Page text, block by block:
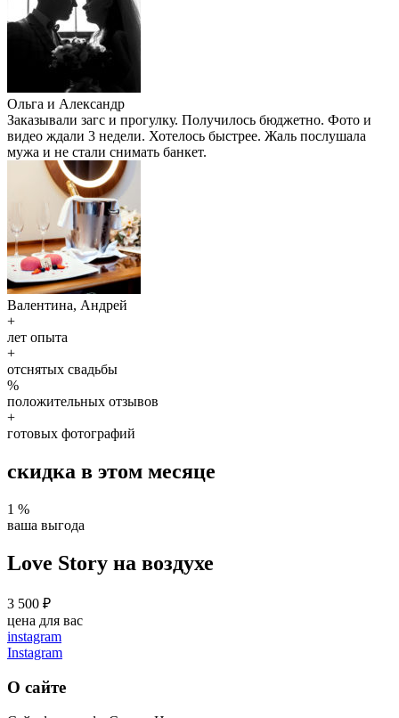
Ольга и Александр
Заказывали загс и прогулку. Получилось бюджетно. Фото и
видео ждали 3 недели. Хотелось быстрее. Жаль послушала
мужа и не стали снимать банкет.
Валентина, Андрей
+
лет опыта
+
отснятых свадьбы
%
положительных отзывов
+
готовых фотографий
скидка в этом месяце
1 %
ваша выгода
Love Story на воздухе
3 500 ₽
цена для вас
instagram
Instagram
О сайте